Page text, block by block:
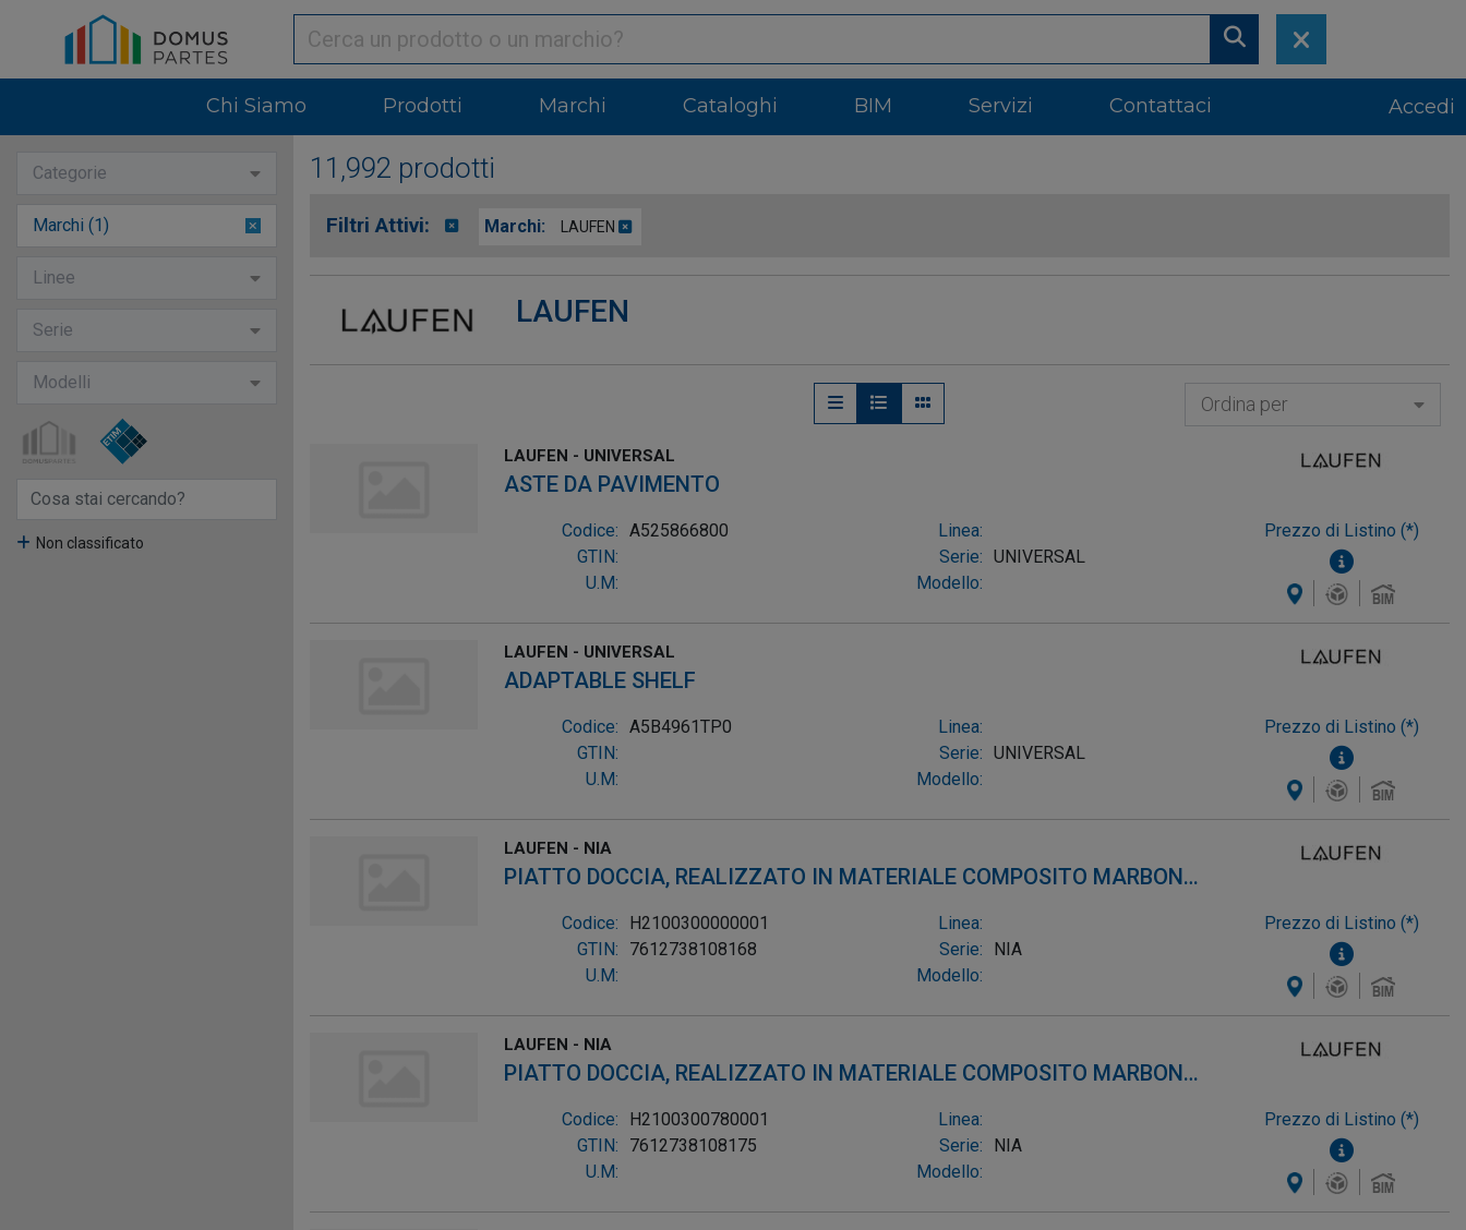
Chi Siamo Prodotti Marchi Cataloghi BIM Servizi Contattaci Accedi
Categorie
Marchi (1)
Linee
Serie
Modelli
Non classificato
11,992 prodotti
Filtri Attivi: Marchi: LAUFEN
LAUFEN
Ordina per
LAUFEN - UNIVERSAL
ASTE DA PAVIMENTO
Codice: A525866800
GTIN:
U.M:
Linea:
Serie: UNIVERSAL
Modello:
Prezzo di Listino (*)
LAUFEN - UNIVERSAL
ADAPTABLE SHELF
Codice: A5B4961TP0
GTIN:
U.M:
Linea:
Serie: UNIVERSAL
Modello:
Prezzo di Listino (*)
LAUFEN - NIA
PIATTO DOCCIA, REALIZZATO IN MATERIALE COMPOSITO MARBOND,
Codice:
H2100300000001
GTIN:
7612738108168
U.M:
Linea:
Serie:
NIA
Modello:
Prezzo di Listino (*)
LAUFEN - NIA
PIATTO DOCCIA, REALIZZATO IN MATERIALE COMPOSITO MARBOND,
Codice:
H2100300780001
GTIN:
7612738108175
U.M:
Linea:
Serie:
NIA
Modello:
Prezzo di Listino (*)